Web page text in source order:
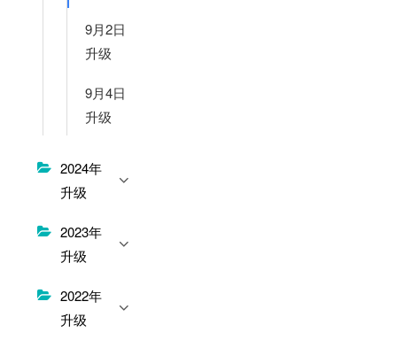
9月2日
升级
9月4日
升级
2024年
升级
2023年
升级
2022年
升级